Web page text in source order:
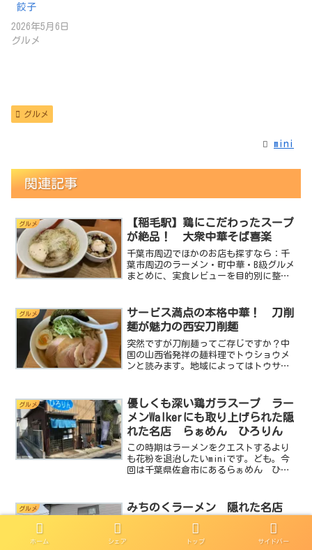
餃子
2026年5月6日
グルメ
グルメ
mini
関連記事
グルメ
【稲毛駅】鶏にこだわったスープ
が絶品！ 大衆中華そば喜楽
千葉市周辺でほかのお店も探すなら：千
葉市周辺のラーメン・町中華・B級グルメ
まとめに、実食レビューを目的別に整理
ラーメンです。中華そばって言ったら醤
油ラーメンって感じ...
グルメ
サービス満点の本格中華！ 刀削
麺が魅力の西安刀削麺
突然ですが刀削麺ってご存じですか？中
国の山西省発祥の麺料理でトウショウメ
ンと読みます。地域によってはトウサク
ら、トウショウメンと呼ぶのがスタンダ
ードみたいです。刀削麺っ...
グルメ
優しくも深い鶏ガラスープ ラー
メンWalkerにも取り上げられた隠
れた名店 らぁめん ひろりん
この時期はラーメンをクエストするより
も花粉を退治したいminiです。ども。今
回は千葉県佐倉市にあるらぁめん ひろ
倉市上志津1656-54電話：不明駐車場：
なし営業時間：...
グルメ
みちのくラーメン 隠れた名店
見〜つけた！魅惑の肉そばに降参
見つけちゃいました！とっても美味しい
ホーム シェア トップ サイドバー